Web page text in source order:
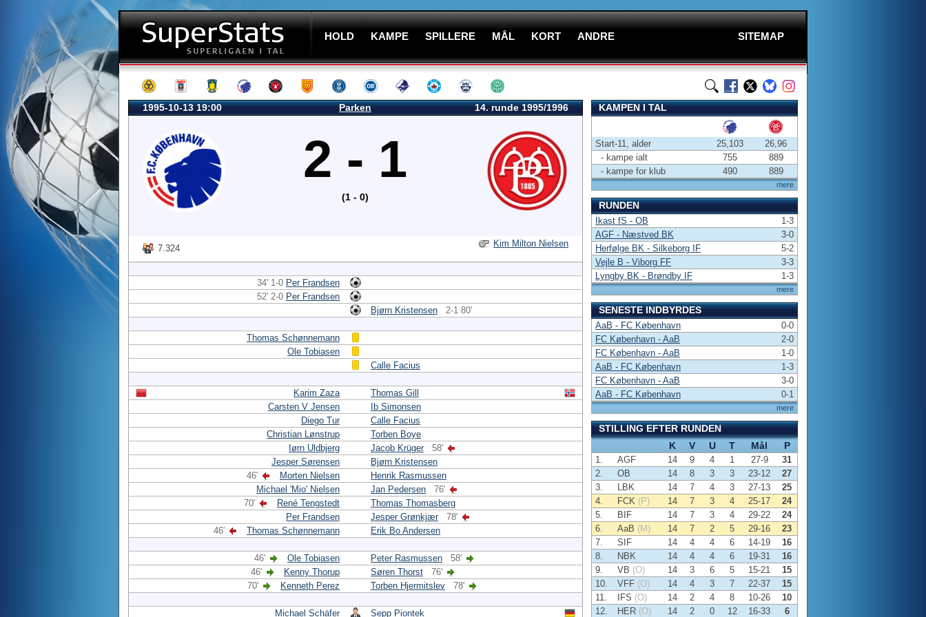
HOLD KAMPE SPILLERE MÅL KORT ANDRE SITEMAP
1995-10-13 19:00 Parken 14. runde 1995/1996
2 - 1
(1 - 0)
7.324 Kim Milton Nielsen
34' 1-0 Per Frandsen
52' 2-0 Per Frandsen
Bjørn Kristensen
2-1 80'
Thomas Schønnemann
Ole Tobiasen
Calle Facius
Karim Zaza
Thomas Gill
Carsten V Jensen
Ib Simonsen
Diego Tur
Calle Facius
Christian Lønstrup
Torben Boye
Iørn Uldbjerg
Jacob Krüger
58'
Jesper Sørensen
Bjørn Kristensen
46'
Morten Nielsen
Henrik Rasmussen
Michael 'Mio' Nielsen
Jan Pedersen
76'
70'
René Tengstedt
Thomas Thomasberg
Per Frandsen
Jesper Grønkjær
78'
46'
Thomas Schønnemann Erik Bo Andersen
46' Ole Tobiasen Peter Rasmussen
58'
46'
Kenny Thorup Søren Thorst
76'
70'
Kenneth Perez Torben Hjermitslev 78'
Michael Schäfer Sepp Piontek
KAMPEN I TAL
mere
Start-11, alder 25,103
26,96
- kampe ialt
755
889
- kampe for klub
490 889
RUNDEN
mere
Ikast fS - OB
1-3
AGF - Næstved BK
3-0
Herfølge BK - Silkeborg IF
5-2
Vejle B - Viborg FF
3-3
Lyngby BK - Brøndby IF
1-3
SENESTE INDBYRDES
mere
AaB - FC København
0-0
FC København - AaB
2-0
FC København - AaB
1-0
AaB - FC København
1-3
FC København - AaB
3-0
AaB - FC København
0-1
STILLING EFTER RUNDEN
K
V U T Mål P
1. AGF 14 9 4 1 27-9
31
2.
OB 14 8 3 3 23-12
27
3.
LBK 14 7 4 3 27-13
25
4.
FCK (P) 14 7 3 4 25-17
24
5.
BIF 14 7 3 4 29-22
24
6.
AaB (M) 14 7 2 5 29-16
23
7.
SIF 14 4 4 6 14-19
16
8.
NBK 14 4 4 6 19-31
16
9.
VB (O) 14 3 6 5 15-21
15
10.
VFF (O) 14 4 3 7 22-37
15
11.
IFS (O) 14 2 4 8 10-26
10
12.
HER (O) 14 2 0 12 16-33 6